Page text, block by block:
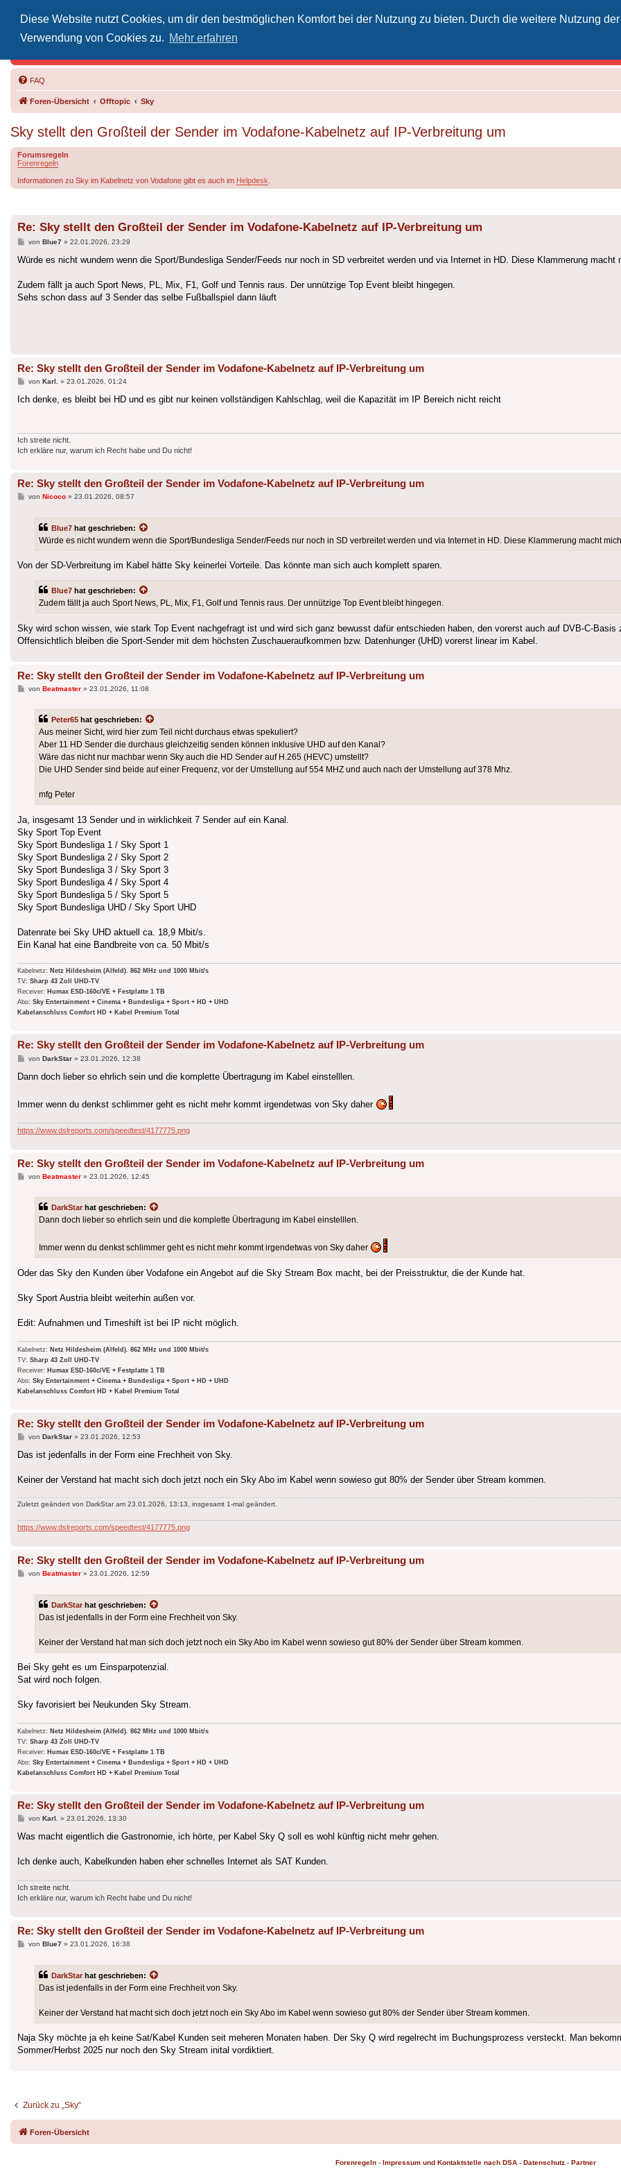
Diese Website nutzt Cookies, um dir den bestmöglichen Komfort bei der Nutzung zu bieten. Durch die weitere Nutzung
Verwendung von Cookies zu. Mehr erfahren
FAQ
Foren-Übersicht Offtopic Sky
Sky stellt den Großteil der Sender im Vodafone-Kabelnetz auf IP-Verbreitung um
Forumsregeln
Forenregeln
Informationen zu Sky im Kabelnetz von Vodafone gibt es auch im Helpdesk
Re: Sky stellt den Großteil der Sender im Vodafone-Kabelnetz auf IP-Verbreitung um
Beitrag
von Blue7» 22.01.2026, 23:29
Würde es nicht wundern wenn die Sport/Bundesliga Sender/Feeds nur noch in SD verbreitet werden und via Internet in HD. Diese Klammerung macht
Zudem fällt ja auch Sport News, PL, Mix, F1, Golf und Tennis raus. Der unnützige Top Event bleibt hingegen.
Sehs schon dass auf 3 Sender das selbe Fußballspiel dann läuft
Re: Sky stellt den Großteil der Sender im Vodafone-Kabelnetz auf IP-Verbreitung um
Beitrag
von Karl. » 23.01.2026, 01:24
Ich denke, es bleibt bei HD und es gibt nur keinen vollständigen Kahlschlag, weil die Kapazität im IP Bereich nicht reicht
Ich streite nicht.
Ich erkläre nur, warum ich Recht habe und Du nicht!
Re: Sky stellt den Großteil der Sender im Vodafone-Kabelnetz auf IP-Verbreitung um
Beitrag
von Nicoco» 23.01.2026, 08:57
Blue7 hat geschrieben:
Würde es nicht wundern wenn die Sport/Bundesliga Sender/Feeds nur noch in SD verbreitet werden und via Internet in HD. Diese Klammerung macht mich
Von der SD-Verbreitung im Kabel hätte Sky keinerlei Vorteile. Das könnte man sich auch komplett sparen.
Blue7 hat geschrieben:
Zudem fällt ja auch Sport News, PL, Mix, F1, Golf und Tennis raus. Der unnützige Top Event bleibt hingegen.
Sky wird schon wissen, wie stark Top Event nachgefragt ist und wird sich ganz bewusst dafür entschieden haben, den vorerst auch auf DVB-C-Basis
Offensichtlich bleiben die Sport-Sender mit dem höchsten Zuschaueraufkommen bzw. Datenhunger (UHD) vorerst linear im Kabel.
Re: Sky stellt den Großteil der Sender im Vodafone-Kabelnetz auf IP-Verbreitung um
Beitrag
von Beatmaster» 23.01.2026, 11:08
Peter65 hat geschrieben:
Aus meiner Sicht, wird hier zum Teil nicht durchaus etwas spekuliert?
Aber 11 HD Sender die durchaus gleichzeitig senden können inklusive UHD auf den Kanal?
Wäre das nicht nur machbar wenn Sky auch die HD Sender auf H.265 (HEVC) umstellt?
Die UHD Sender sind beide auf einer Frequenz, vor der Umstellung auf 554 MHZ und auch nach der Umstellung auf 378 Mhz.
mfg Peter
Ja, insgesamt 13 Sender und in wirklichkeit 7 Sender auf ein Kanal.
Sky Sport Top Event
Sky Sport Bundesliga 1 / Sky Sport 1
Sky Sport Bundesliga 2 / Sky Sport 2
Sky Sport Bundesliga 3 / Sky Sport 3
Sky Sport Bundesliga 4 / Sky Sport 4
Sky Sport Bundesliga 5 / Sky Sport 5
Sky Sport Bundesliga UHD / Sky Sport UHD
Datenrate bei Sky UHD aktuell ca. 18,9 Mbit/s.
Ein Kanal hat eine Bandbreite von ca. 50 Mbit/s
Kabelnetz: Netz Hildesheim (Alfeld). 862 MHz und 1000 Mbit/s
TV: Sharp 43 Zoll UHD-TV
Receiver: Humax ESD-160c/VE + Festplatte 1 TB
Abo: Sky Entertainment + Cinema + Bundesliga + Sport + HD + UHD
Kabelanschluss Comfort HD + Kabel Premium Total
Re: Sky stellt den Großteil der Sender im Vodafone-Kabelnetz auf IP-Verbreitung um
Beitrag
von DarkStar» 23.01.2026, 12:38
Dann doch lieber so ehrlich sein und die komplette Übertragung im Kabel einstelllen.
Immer wenn du denkst schlimmer geht es nicht mehr kommt irgendetwas von Sky daher
https://www.dslreports.com/speedtest/4177775.png
Re: Sky stellt den Großteil der Sender im Vodafone-Kabelnetz auf IP-Verbreitung um
Beitrag
von Beatmaster» 23.01.2026, 12:45
DarkStar hat geschrieben:
Dann doch lieber so ehrlich sein und die komplette Übertragung im Kabel einstelllen.
Immer wenn du denkst schlimmer geht es nicht mehr kommt irgendetwas von Sky daher
Oder das Sky den Kunden über Vodafone ein Angebot auf die Sky Stream Box macht, bei der Preisstruktur, die der Kunde hat.
Sky Sport Austria bleibt weiterhin außen vor.
Edit: Aufnahmen und Timeshift ist bei IP nicht möglich.
Kabelnetz: Netz Hildesheim (Alfeld). 862 MHz und 1000 Mbit/s
TV: Sharp 43 Zoll UHD-TV
Receiver: Humax ESD-160c/VE + Festplatte 1 TB
Abo: Sky Entertainment + Cinema + Bundesliga + Sport + HD + UHD
Kabelanschluss Comfort HD + Kabel Premium Total
Re: Sky stellt den Großteil der Sender im Vodafone-Kabelnetz auf IP-Verbreitung um
Beitrag
von DarkStar» 23.01.2026, 12:53
Das ist jedenfalls in der Form eine Frechheit von Sky.
Keiner der Verstand hat macht sich doch jetzt noch ein Sky Abo im Kabel wenn sowieso gut 80% der Sender über Stream kommen.
Zuletzt geändert von DarkStaram 23.01.2026, 13:13, insgesamt 1-mal geändert.
https://www.dslreports.com/speedtest/4177775.png
Re: Sky stellt den Großteil der Sender im Vodafone-Kabelnetz auf IP-Verbreitung um
Beitrag
von Beatmaster» 23.01.2026, 12:59
DarkStar hat geschrieben:
Das ist jedenfalls in der Form eine Frechheit von Sky.
Keiner der Verstand hat man sich doch jetzt noch ein Sky Abo im Kabel wenn sowieso gut 80% der Sender über Stream kommen.
Bei Sky geht es um Einsparpotenzial.
Sat wird noch folgen.
Sky favorisiert bei Neukunden Sky Stream.
Kabelnetz: Netz Hildesheim (Alfeld). 862 MHz und 1000 Mbit/s
TV: Sharp 43 Zoll UHD-TV
Receiver: Humax ESD-160c/VE + Festplatte 1 TB
Abo: Sky Entertainment + Cinema + Bundesliga + Sport + HD + UHD
Kabelanschluss Comfort HD + Kabel Premium Total
Re: Sky stellt den Großteil der Sender im Vodafone-Kabelnetz auf IP-Verbreitung um
Beitrag
von Karl. » 23.01.2026, 13:30
Was macht eigentlich die Gastronomie, ich hörte, per Kabel Sky Q soll es wohl künftig nicht mehr gehen.
Ich denke auch, Kabelkunden haben eher schnelles Internet als SAT Kunden.
Ich streite nicht.
Ich erkläre nur, warum ich Recht habe und Du nicht!
Re: Sky stellt den Großteil der Sender im Vodafone-Kabelnetz auf IP-Verbreitung um
Beitrag
von Blue7» 23.01.2026, 16:38
DarkStar hat geschrieben:
Das ist jedenfalls in der Form eine Frechheit von Sky.
Keiner der Verstand hat macht sich doch jetzt noch ein Sky Abo im Kabel wenn sowieso gut 80% der Sender über Stream kommen.
Naja Sky möchte ja eh keine Sat/Kabel Kunden seit meheren Monaten haben. Der Sky Q wird regelrecht im Buchungsprozess versteckt. Man
Sommer/Herbst 2025 nur noch den Sky Stream inital vordiktiert.
Zurück zu „Sky“
Foren-Übersicht
Forenregeln - Impressum und Kontaktstelle nach DSA - Datenschutz - Partner